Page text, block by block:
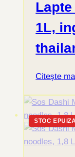
1L,
Citește
STOC